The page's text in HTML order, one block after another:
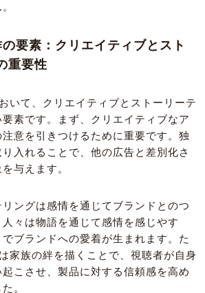
要素：クリエイティブとスト
重要性
いて、クリエイティブとストーリーテ
素です。まず、クリエイティブなア
意を引きつけるために重要です。独
入れることで、他の広告と差別化さ
与えます。
ングは感情を通じてブランドとのつ
々は物語を通じて感情を感じやす
ブランドへの愛着が生まれます。た
家族の絆を描くことで、視聴者が自身
こさせ、製品に対する信頼感を高め
。